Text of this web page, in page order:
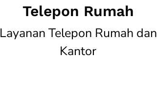
Telepon Rumah
Layanan Telepon Rumah dan
Kantor